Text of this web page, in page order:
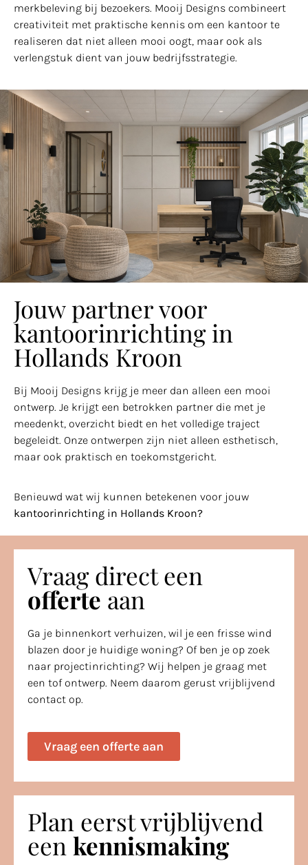
merkbeleving bij bezoekers. Mooij Designs combineert
creativiteit met praktische kennis om een kantoor te
realiseren dat niet alleen mooi oogt, maar ook als
verlengstuk dient van jouw bedrijfsstrategie.
Jouw partner voor
kantoorinrichting in
Hollands Kroon
Bij Mooij Designs krijg je meer dan alleen een mooi
ontwerp. Je krijgt een betrokken partner die met je
meedenkt, overzicht biedt en het volledige traject
begeleidt. Onze ontwerpen zijn niet alleen esthetisch,
maar ook praktisch en toekomstgericht.
Benieuwd wat wij kunnen betekenen voor jouw
kantoorinrichting in Hollands Kroon?
Vraag direct een
offerte aan
Ga je binnenkort verhuizen, wil je een frisse wind
blazen door je huidige woning? Of ben je op zoek
naar projectinrichting? Wij helpen je graag met
een tof ontwerp. Neem daarom gerust vrijblijvend
contact op.
Vraag een offerte aan
Plan eerst vrijblijvend
een kennismaking